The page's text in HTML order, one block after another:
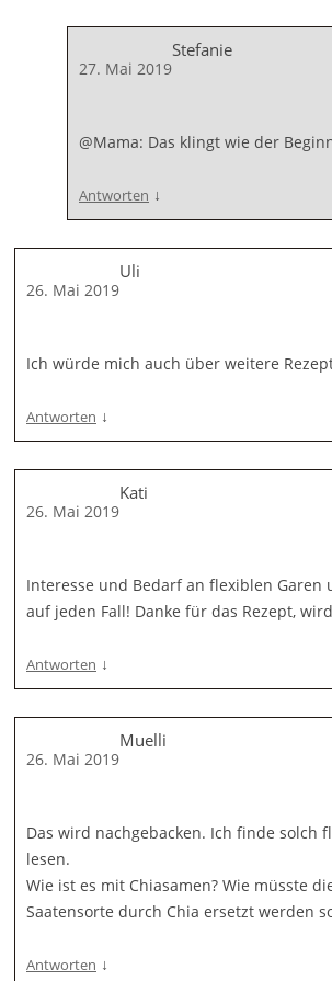
Stefanie
27. Mai 2019
@Mama: Das klingt wie der
Antworten ↓
Uli
26. Mai 2019
Ich würde mich auch über weitere
Antworten ↓
Kati
26. Mai 2019
Interesse und Bedarf an flexiblen
auf jeden Fall! Danke für das Rezept,
Antworten ↓
Muelli
26. Mai 2019
Das wird nachgebacken. Ich finde solch
lesen.
Wie ist es mit Chiasamen? Wie müsste
Saatensorte durch Chia ersetzt werden
Antworten ↓